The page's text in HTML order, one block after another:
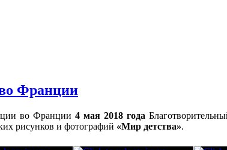
Франции
во Франции 4 мая 2018 года
рисунков и фотографий «Мир детства».